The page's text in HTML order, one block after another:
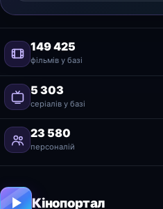
149 425
фільмів у базі
5 303
серіалів у базі
23 580
персоналій
Кінопортал